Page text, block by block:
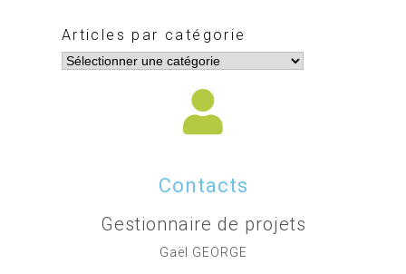
Articles par catégorie
Contacts
Gestionnaire de projets
Gaël GEORGE